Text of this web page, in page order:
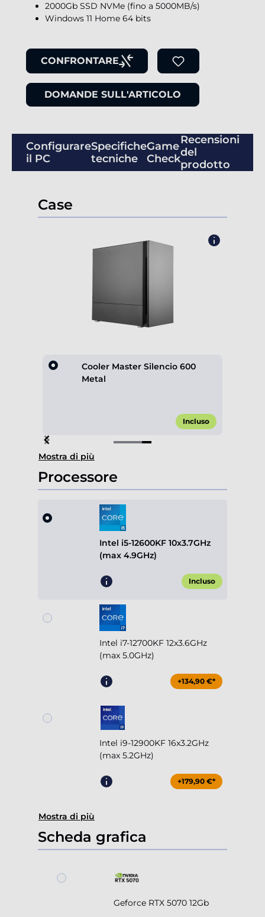
2000Gb SSD NVMe (fino a 5000MB/s)
Windows 11 Home 64 bits
CONFRONTARE
DOMANDE SULL'ARTICOLO
Configurare
il PC
Specifiche
tecniche
Game
Check
Recensioni
del
prodotto
Case
Cooler Master Silencio 600
Metal
Incluso
Item
4
of
4
Mostra di più
Processore
Intel i5-12600KF 10x3.7GHz
(max 4.9GHz)
Incluso
Intel i7-12700KF 12x3.6GHz
(max 5.0GHz)
+134,90 €*
Intel i9-12900KF 16x3.2GHz
(max 5.2GHz)
+179,90 €*
Mostra di più
Scheda grafica
Geforce RTX 5070 12Gb